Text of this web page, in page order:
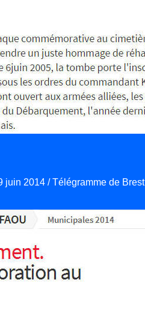
juin 2014 / Télégramme de Brest